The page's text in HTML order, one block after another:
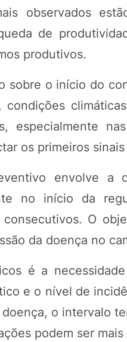
observados
de
produtivos.
sobre o início do
especialmente
os primeiros
envolve a
no início da
O
da doença no
é a
e o nível de
o intervalo
podem ser mais